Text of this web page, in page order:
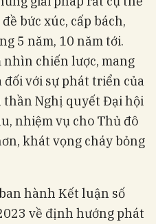
bức xúc, cấp bách,
5 năm, 10 năm tới.
chiến lược, mang
với sự phát triển của
thần Nghị quyết Đại hội
nhiệm vụ cho Thủ đô
khát vọng cháy bỏng
hành Kết luận số
về định hướng phát